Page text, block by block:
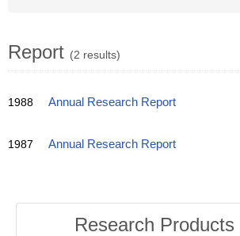
Report (2 results)
1988 Annual Research Report
1987 Annual Research Report
Research Products